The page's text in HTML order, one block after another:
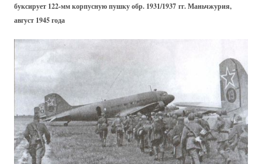
буксирует 122-мм корпусную пушку обр. 1931/1937 гг. Маньчжурия,
август 1945 года